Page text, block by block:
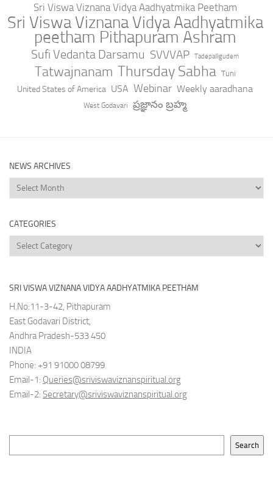
Sri Viswa Viznana Vidya Aadhyatmika Peetham
Sri Viswa Viznana Vidya Aadhyatmika
peetham Pithapuram Ashram
Sufi Vedanta Darsamu SVVVAP Tadepalligudem
Tatwajnanam Thursday Sabha Tuni
United States of America USA Webinar Weekly aaradhana
West Godavari ప్రజ్ఞానం బ్రహ్మ
NEWS ARCHIVES
News
Archives
CATEGORIES
Categories
SRI VISWA VIZNANA VIDYA AADHYATMIKA PEETHAM
H.No:11-3-42, Pithapuram
East Godavari District,
Andhra Pradesh-533 450
INDIA
Phone: +91 91000 08799
Email-1: Queries@sriviswaviznanspiritual.org
Email-2: Secretary@sriviswaviznanspiritual.org
Search